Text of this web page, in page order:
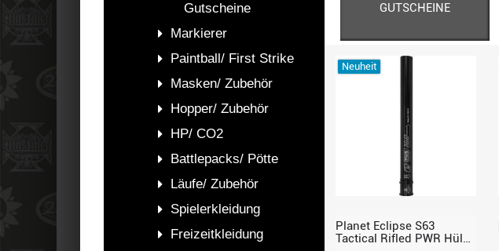
Gutscheine
Markierer
Paintball/ First Strike
Masken/ Zubehör
Hopper/ Zubehör
HP/ CO2
Battlepacks/ Pötte
Läufe/ Zubehör
Spielerkleidung
Freizeitkleidung
GUTSCHEINE
Neuheit
Planet Eclipse S63
Tactical Rifled PWR Hülse